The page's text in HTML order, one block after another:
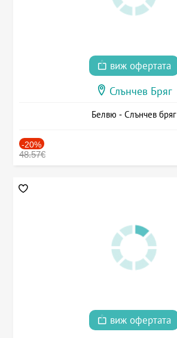
виж офертата
Слънчев Бряг
Белвю - Слънчев бряг
-20%
48.57€
виж офертата